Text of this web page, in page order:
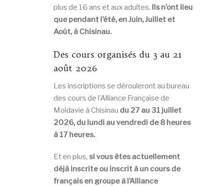
plus de 16 ans et aux adultes. Ils n’ont lieu
que pendant l’été, en Juin, Juillet et
Août, à Chisinau.
Des cours organisés du 3 au 21
août 2026
Les inscriptions se dérouleront au bureau
des cours de l’Alliance Française de
Moldavie à Chisinau du 27 au 31 juillet
2026, du lundi au vendredi de 8 heures
à 17 heures.
Et en plus, si vous êtes actuellement
déjà inscrite ou inscrit à un cours de
français en groupe à l’Alliance